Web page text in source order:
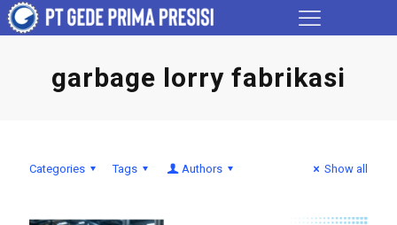
garbage lorry fabrikasi
Categories Tags Authors Show all